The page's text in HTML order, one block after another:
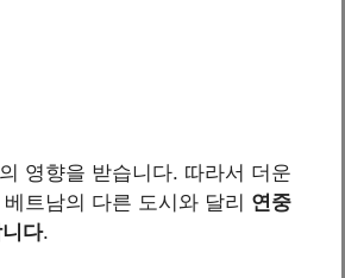
영향을 받습니다. 따라서 더운
트남의 다른 도시와 달리 연중
다.